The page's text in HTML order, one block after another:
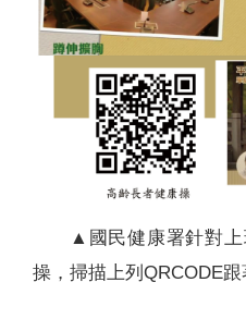
▲國民健康署針對
操，掃描上列QRCODE跟